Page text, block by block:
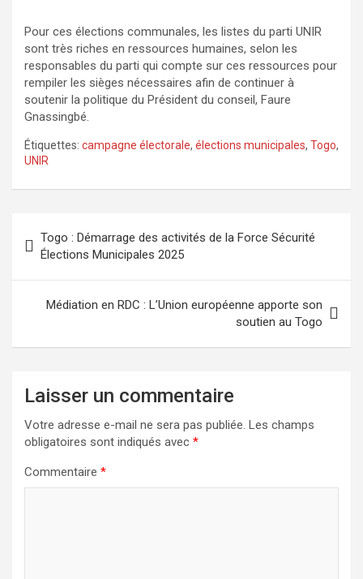
Pour ces élections communales, les listes du parti UNIR
sont très riches en ressources humaines, selon les
responsables du parti qui compte sur ces ressources pour
rempiler les sièges nécessaires afin de continuer à
soutenir la politique du Président du conseil, Faure
Gnassingbé.
Étiquettes: campagne électorale, élections municipales, Togo,
UNIR
de
l’article
Togo : Démarrage des activités de la Force Sécurité
Élections Municipales 2025
Médiation en RDC : L’Union européenne apporte son
soutien au Togo
Laisser un commentaire
Votre adresse e-mail ne sera pas publiée. Les champs
obligatoires sont indiqués avec *
Commentaire *